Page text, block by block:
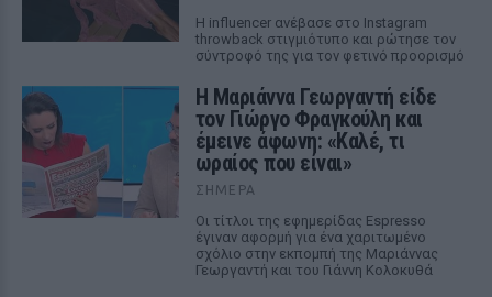
Η influencer ανέβασε στο Instagram
throwback στιγμιότυπο και ρώτησε τον
σύντροφό της για τον φετινό προορισμό
Η Μαριάννα Γεωργαντή είδε
τον Γιώργο Φραγκούλη και
έμεινε άφωνη: «Καλέ, τι
ωραίος που είναι»
ΣΉΜΕΡΑ
Οι τίτλοι της εφημερίδας Espresso
έγιναν αφορμή για ένα χαριτωμένο
σχόλιο στην εκπομπή της Μαριάννας
Γεωργαντή και του Γιάννη Κολοκυθά